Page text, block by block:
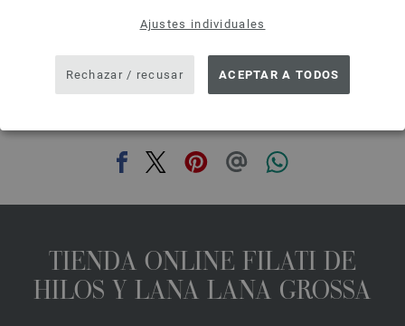
Ajustes individuales
Rechazar / recusar ACEPTAR A TODOS
TIENDA ONLINE FILATI DE
HILOS Y LANA LANA GROSSA